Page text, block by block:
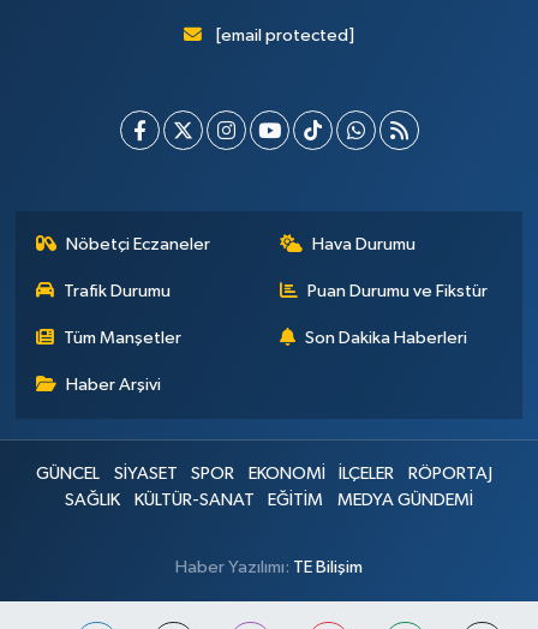
[email protected]
Nöbetçi Eczaneler Hava Durumu
Trafik Durumu Puan Durumu ve Fikstür
Tüm Manşetler Son Dakika Haberleri
Haber Arşivi
GÜNCEL SİYASET SPOR EKONOMİ İLÇELER
RÖPORTAJ
SAĞLIK
KÜLTÜR-SANAT EĞİTİM MEDYA GÜNDEMİ
Haber Yazılımı: TE Bilişim